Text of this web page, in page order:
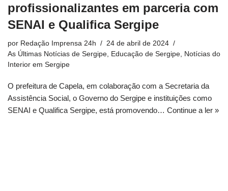
profissionalizantes em parceria com
SENAI e Qualifica Sergipe
por Redação Imprensa 24h
24 de abril de 2024
As Últimas Notícias de Sergipe
Educação de Sergipe
Notícias do
Interior em Sergipe
O prefeitura de Capela, em colaboração com a Secretaria da
Assistência Social, o Governo do Sergipe e instituições como
SENAI e Qualifica Sergipe, está promovendo… Continue a ler »